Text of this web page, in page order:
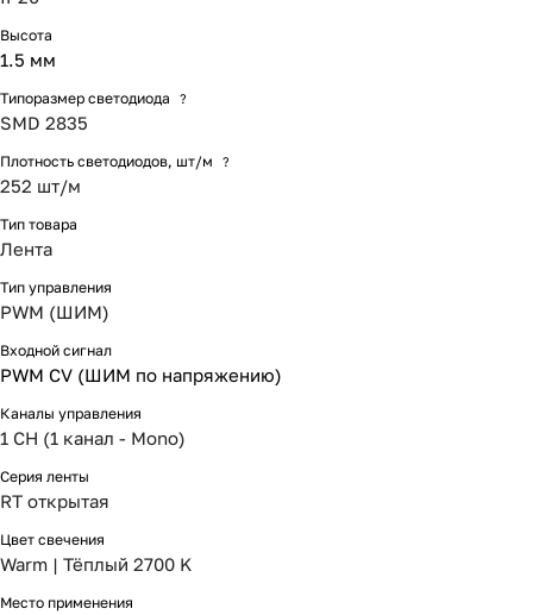
Высота
1.5 мм
Типоразмер светодиода ?
SMD 2835
Плотность светодиодов, шт/м ?
252 шт/м
Тип товара
Лента
Тип управления
PWM (ШИМ)
Входной сигнал
PWM СV (ШИМ по напряжению)
Каналы управления
1 CH (1 канал - Mono)
Серия ленты
RT открытая
Цвет свечения
Warm | Тёплый 2700 K
Место применения